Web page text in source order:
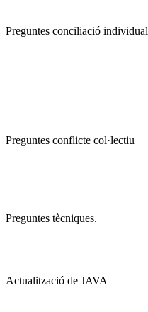
Preguntes conciliació individual
Preguntes conflicte col·lectiu
Preguntes tècniques.
Actualització de JAVA